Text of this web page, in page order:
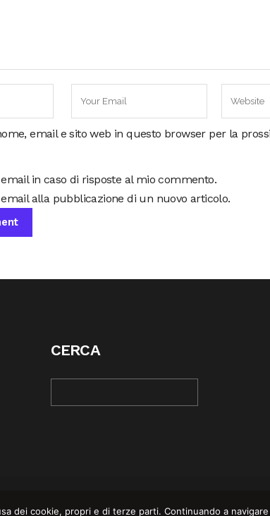
email e sito web in questo browser per la
in caso di risposte al mio commento.
alla pubblicazione di un nuovo articolo.
CERCA
dei cookie, propri e di terze parti. Continuando a